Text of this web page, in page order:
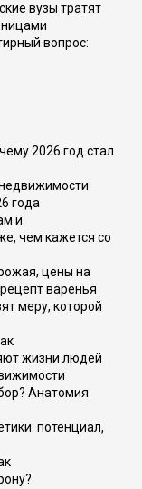
вузы тратят
вопрос:
2026 год стал
года
и
чем кажется со
цены на
варенья
меру, которой
жизни людей
Анатомия
потенциал,